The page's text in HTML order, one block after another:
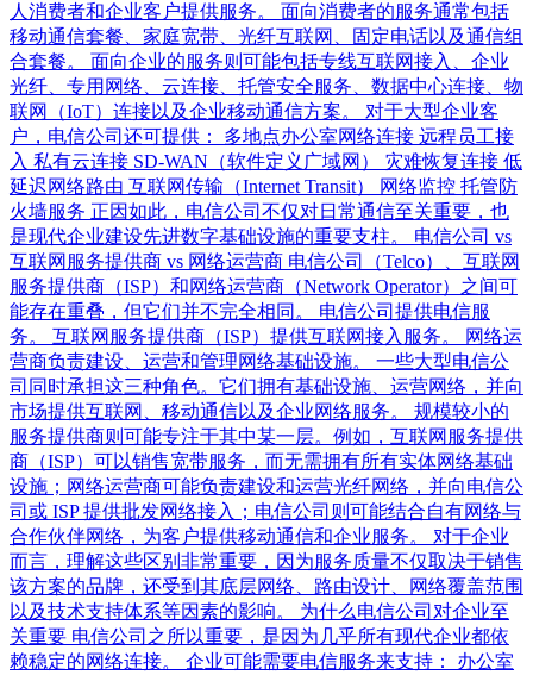
人消费者和企业客户提供服务。 面向消费者的服务通常包括
移动通信套餐、家庭宽带、光纤互联网、固定电话以及通信组
合套餐。 面向企业的服务则可能包括专线互联网接入、企业
光纤、专用网络、云连接、托管安全服务、数据中心连接、物
联网（IoT）连接以及企业移动通信方案。 对于大型企业客
户，电信公司还可提供： 多地点办公室网络连接 远程员工接
入 私有云连接 SD-WAN（软件定义广域网） 灾难恢复连接 低
延迟网络路由 互联网传输（Internet Transit） 网络监控 托管防
火墙服务 正因如此，电信公司不仅对日常通信至关重要，也
是现代企业建设先进数字基础设施的重要支柱。 电信公司 vs
互联网服务提供商 vs 网络运营商 电信公司（Telco）、互联网
服务提供商（ISP）和网络运营商（Network Operator）之间可
能存在重叠，但它们并不完全相同。 电信公司提供电信服
务。 互联网服务提供商（ISP）提供互联网接入服务。 网络运
营商负责建设、运营和管理网络基础设施。 一些大型电信公
司同时承担这三种角色。它们拥有基础设施、运营网络，并向
市场提供互联网、移动通信以及企业网络服务。 规模较小的
服务提供商则可能专注于其中某一层。例如，互联网服务提供
商（ISP）可以销售宽带服务，而无需拥有所有实体网络基础
设施；网络运营商可能负责建设和运营光纤网络，并向电信公
司或 ISP 提供批发网络接入；电信公司则可能结合自有网络与
合作伙伴网络，为客户提供移动通信和企业服务。 对于企业
而言，理解这些区别非常重要，因为服务质量不仅取决于销售
该方案的品牌，还受到其底层网络、路由设计、网络覆盖范围
以及技术支持体系等因素的影响。 为什么电信公司对企业至
关重要 电信公司之所以重要，是因为几乎所有现代企业都依
赖稳定的网络连接。 企业可能需要电信服务来支持： 办公室